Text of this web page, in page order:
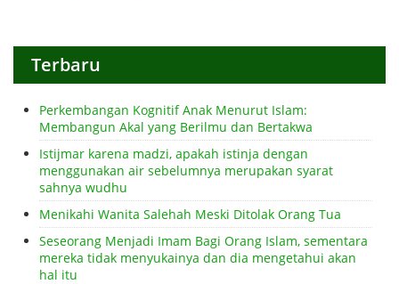
Terbaru
Perkembangan Kognitif Anak Menurut Islam:
Membangun Akal yang Berilmu dan Bertakwa
Istijmar karena madzi, apakah istinja dengan
menggunakan air sebelumnya merupakan syarat
sahnya wudhu
Menikahi Wanita Salehah Meski Ditolak Orang Tua
Seseorang Menjadi Imam Bagi Orang Islam, sementara
mereka tidak menyukainya dan dia mengetahui akan
hal itu